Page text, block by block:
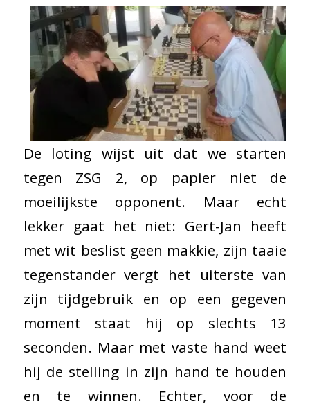
De loting wijst uit dat we starten
tegen ZSG 2, op papier niet de
moeilijkste opponent. Maar echt
lekker gaat het niet: Gert-Jan heeft
met wit beslist geen makkie, zijn taaie
tegenstander vergt het uiterste van
zijn tijdgebruik en op een gegeven
moment staat hij op slechts 13
seconden. Maar met vaste hand weet
hij de stelling in zijn hand te houden
en te winnen. Echter, voor de